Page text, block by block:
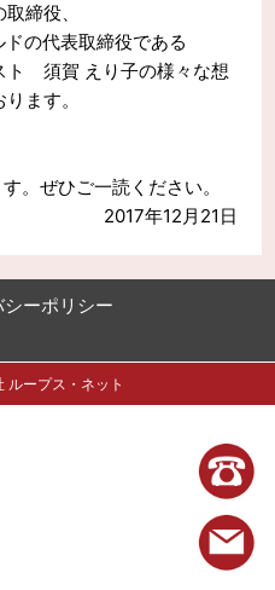
締役、
の代表取締役である
ト 須賀 えり子の様々な想
ます。
。ぜひご一読ください。
2017年12月21日
ーポリシー
ープス・ネット